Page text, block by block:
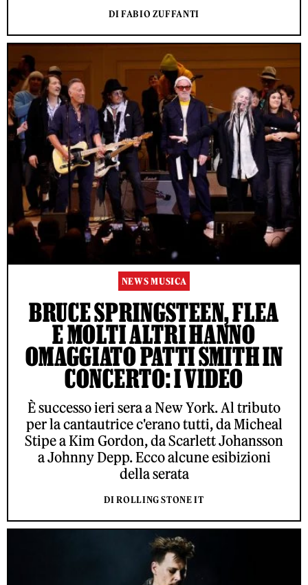
DI FABIO ZUFFANTI
NEWS MUSICA
BRUCE SPRINGSTEEN, FLEA
E MOLTI ALTRI HANNO
OMAGGIATO PATTI SMITH IN
CONCERTO: I VIDEO
È successo ieri sera a New York. Al tributo
per la cantautrice c'erano tutti, da Micheal
Stipe a Kim Gordon, da Scarlett Johansson
a Johnny Depp. Ecco alcune esibizioni
della serata
DI ROLLING STONE IT